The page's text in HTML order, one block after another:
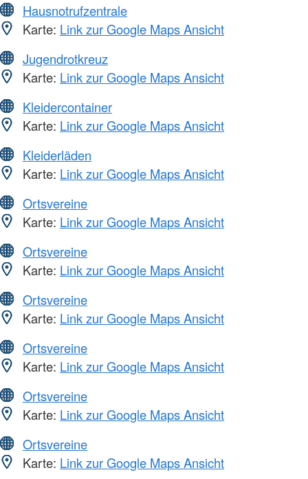
Hausnotrufzentrale
Karte: Link zur Google Maps Ansicht
Jugendrotkreuz
Karte: Link zur Google Maps Ansicht
Kleidercontainer
Karte: Link zur Google Maps Ansicht
Kleiderläden
Karte: Link zur Google Maps Ansicht
Ortsvereine
Karte: Link zur Google Maps Ansicht
Ortsvereine
Karte: Link zur Google Maps Ansicht
Ortsvereine
Karte: Link zur Google Maps Ansicht
Ortsvereine
Karte: Link zur Google Maps Ansicht
Ortsvereine
Karte: Link zur Google Maps Ansicht
Ortsvereine
Karte: Link zur Google Maps Ansicht